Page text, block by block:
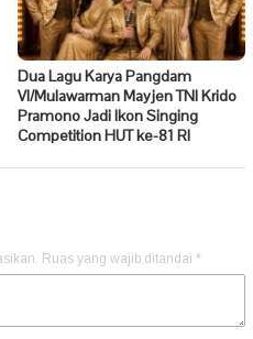
Dua Lagu Karya Pangdam
VI/Mulawarman Mayjen TNI Krido
Pramono Jadi Ikon Singing
Competition HUT ke-81 RI
Ruas yang wajib ditandai *